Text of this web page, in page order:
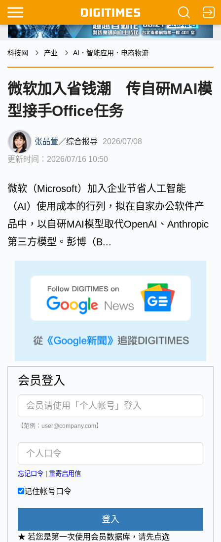
科技网 产业 AI．智能应用．电商物流
微软加入省钱潮 传自研MAI模
型接手Office任务
张品萱／综合报导 2026/07/08
更新时间：2026/07/16 10:50
微软（Microsoft）加入企业节省人工智能
（AI）使用成本的行列，拟在自家办公软件产
品中，以自研MAI模型取代OpenAI、Anthropic
第三方模型。彭博（B...
会员登入
【范例：user@company.com】
忘记口令 重寄启用信
记住帐号口令
登入
★ 若您是第一次使用会员数据库，请先点选